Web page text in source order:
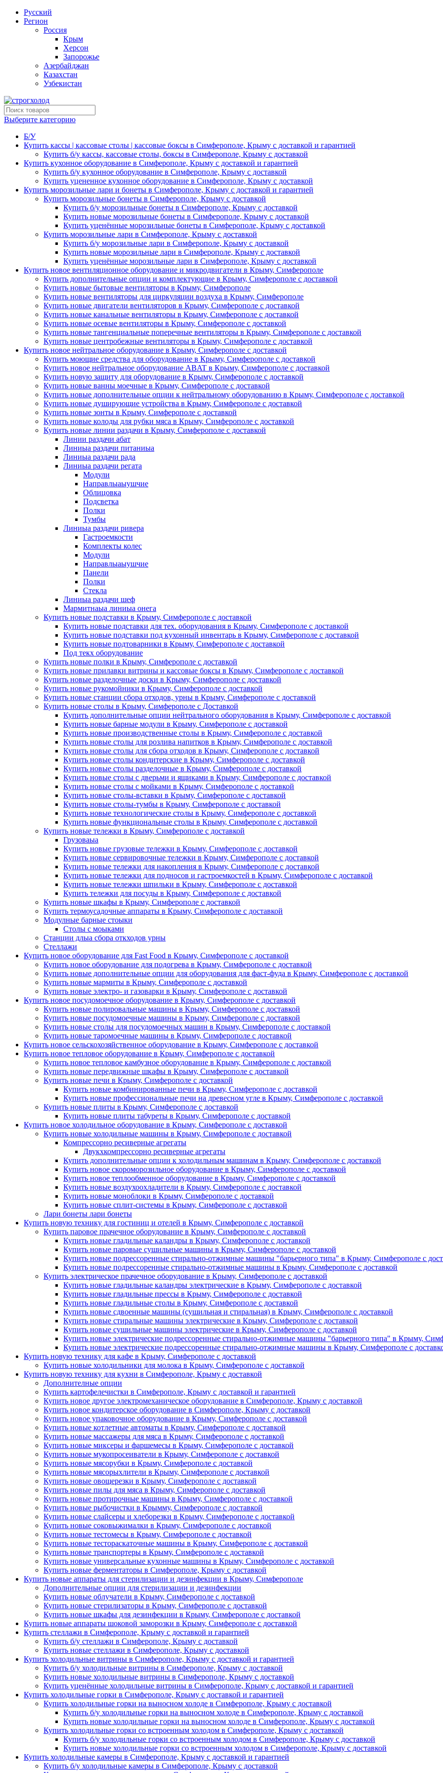
Русский
Регион
Россия
Крым
Херсон
Запорожье
Азербайджан
Казахстан
Узбекистан
Выберите категорию
Б/У
Купить кассы | кассовые столы | кассовые боксы в Симферополе, Крыму с доставкой и гарантией
Купить б/у кассы, кассовые столы, боксы в Симферополе, Крыму с доставкой
Купить кухонное оборудование в Симферополе, Крыму с доставкой и гарантией
Купить б/у кухонное оборудование в Симферополе, Крыму с доставкой
Купить уцененное кухонное оборудование в Симферополе, Крыму с доставкой
Купить морозильные лари и бонеты в Симферополе, Крыму с доставкой и гарантией
Купить морозильные бонеты в Симферополе, Крыму с доставкой
Купить б/у морозильные бонеты в Симферополе, Крыму с доставкой
Купить новые морозильные бонеты в Симферополе, Крыму с доставкой
Купить уценённые морозильные бонеты в Симферополе, Крыму с доставкой
Купить морозильные лари в Симферополе, Крыму с доставкой
Купить б/у морозильные лари в Симферополе, Крыму с доставкой
Купить новые морозильные лари в Симферополе, Крыму с доставкой
Купить уценённые морозильные лари в Симферополе, Крыму с доставкой
Купить новое вентиляционное оборудование и микродвигатели в Крыму, Симферополе
Купить дополнительные опции и комплектующие в Крыму, Симферополе с доставкой
Купить новые бытовые вентиляторы в Крыму, Симферополе
Купить новые вентиляторы для циркуляции воздуха в Крыму, Симферополе
Купить новые двигатели вентиляторов в Крыму, Симферополе с доставкой
Купить новые канальные вентиляторы в Крыму, Симферополе с доставкой
Купить новые осевые вентиляторы в Крыму, Симферополе с доставкой
Купить новые тангенциальные поперечные вентиляторы в Крыму, Симферополе с доставкой
Купить новые центробежные вентиляторы в Крыму, Симферополе с доставкой
Купить новое нейтральное оборудование в Крыму, Симферополе с доставкой
Купить моющие средства для оборудование в Крыму, Симферополе с доставкой
Купить новое нейтральное оборудование ABAT в Крыму, Симферополе с доставкой
Купить новую защиту для оборудование в Крыму, Симферополе с доставкой
Купить новые ванны моечные в Крыму, Симферополе с доставкой
Купить новые дополнительные опции к нейтральному оборудованию в Крыму, Симферополе с доставкой
Купить новые душирующие устройства в Крыму, Симферополе с доставкой
Купить новые зонты в Крыму, Симферополе с доставкой
Купить новые колоды для рубки мяса в Крыму, Симферополе с доставкой
Купить новые линии раздачи в Крыму, Симферополе с доставкой
Линии раздачи абат
Линиыа раздачи питаниыа
Линиыа раздачи рада
Линиыа раздачи регата
Модули
Направлыаыушчие
Облицовка
Подсветка
Полки
Тумбы
Линиыа раздачи ривера
Гастроемкости
Комплекты колес
Модули
Направлыаыушчие
Панели
Полки
Стекла
Линиыа раздачи шеф
Мармитнаыа линиыа онега
Купить новые подставки в Крыму, Симферополе с доставкой
Купить новые подставки для тех. оборудования в Крыму, Симферополе с доставкой
Купить новые подставки под кухонный инвентарь в Крыму, Симферополе с доставкой
Купить новые подтоварники в Крыму, Симферополе с доставкой
Под текх оборудование
Купить новые полки в Крыму, Симферополе с доставкой
Купить новые прилавки витрины и кассовые боксы в Крыму, Симферополе с доставкой
Купить новые разделочные доски в Крыму, Симферополе с доставкой
Купить новые рукомойники в Крыму, Симферополе с доставкой
Купить новые станции сбора отходов, урны в Крыму, Симферополе с доставкой
Купить новые столы в Крыму, Симферополе с Доставкой
Купить дополнительные опции нейтрального оборудования в Крыму, Симферополе с доставкой
Купить новые барные модули в Крыму, Симферополе с доставкой
Купить новые производственные столы в Крыму, Симферополе с доставкой
Купить новые столы для розлива напитков в Крыму, Симферополе с доставкой
Купить новые столы для сбора отходов в Крыму, Симферополе с доставкой
Купить новые столы кондитерские в Крыму, Симферополе с доставкой
Купить новые столы разделочные в Крыму, Симферополе с доставкой
Купить новые столы с дверьми и ящиками в Крыму, Симферополе с доставкой
Купить новые столы с мойками в Крыму, Симферополе с доставкой
Купить новые столы-вставки в Крыму, Симферополе с доставкой
Купить новые столы-тумбы в Крыму, Симферополе с доставкой
Купить новые технологические столы в Крыму, Симферополе с доставкой
Купить новые функциональные столы в Крыму, Симферополе с доставкой
Купить новые тележки в Крыму, Симферополе с доставкой
Грузоваыа
Купить новые грузовые тележки в Крыму, Симферополе с доставкой
Купить новые сервировочные тележки в Крыму, Симферополе с доставкой
Купить новые тележки для накопления в Крыму, Симферополе с доставкой
Купить новые тележки для подносов и гастроемкостей в Крыму, Симферополе с доставкой
Купить новые тележки шпильки в Крыму, Симферополе с доставкой
Купить тележки для посуды в Крыму, Симферополе с доставкой
Купить новые шкафы в Крыму, Симферополе с доставкой
Купить термоусадочные аппараты в Крыму, Симферополе с доставкой
Модулные барные стоыки
Столы с моыками
Станции длыа сбора откходов урны
Стеллажи
Купить новое оборудование для Fast Food в Крыму, Симферополе с доставкой
Купить новое оборудование для подогрева в Крыму, Симферополе с доставкой
Купить новые дополнительные опции для оборудования для фаст-фуда в Крыму, Симферополе с доставкой
Купить новые мармиты в Крыму, Симферополе с доставкой
Купить новые электро- и газоварки в Крыму, Симферополе с доставкой
Купить новое посудомоечное оборудование в Крыму, Симферополе с доставкой
Купить новые полировальные машины в Крыму, Симферополе с доставкой
Купить новые посудомоечные машины в Крыму, Симферополе с доставкой
Купить новые столы для посудомоечных машин в Крыму, Симферополе с доставкой
Купить новые таромоечные машины в Крыму, Симферополе с доставкой
Купить новое сельскохозяйственное оборудование в Крыму, Симферополе с доставкой
Купить новое тепловое оборудование в Крыму, Симферополе с доставкой
Купить новое тепловое камбузное оборудование в Крыму, Симферополе с доставкой
Купить новые передвижные шкафы в Крыму, Симферополе с доставкой
Купить новые печи в Крыму, Симферополе с доставкой
Купить новые комбинированные печи в Крыму, Симферополе с доставкой
Купить новые профессиональные печи на древесном угле в Крыму, Симферополе с доставкой
Купить новые плиты в Крыму, Симферополе с доставкой
Купить новые плиты табуреты в Крыму, Симферополе с доставкой
Купить новое холодильное оборудование в Крыму, Симферополе с доставкой
Купить новые холодильные машины в Крыму, Симферополе с доставкой
Компрессорно ресиверные агрегаты
Двукхкомпрессорно ресиверные агрегаты
Купить дополнительные опции к холодильным машинам в Крыму, Симферополе с доставкой
Купить новое скороморозильное оборудование в Крыму, Симферополе с доставкой
Купить новое теплообменное оборудование в Крыму, Симферополе с доставкой
Купить новые воздухоохладители в Крыму, Симферополе с доставкой
Купить новые моноблоки в Крыму, Симферополе с доставкой
Купить новые сплит-системы в Крыму, Симферополе с доставкой
Лари бонеты лари бонеты
Купить новую технику для гостиниц и отелей в Крыму, Симферополе с доставкой
Купить паровое прачечное оборудование в Крыму, Симферополе с доставкой
Купить новые гладильные каландры в Крыму, Симферополе с доставкой
Купить новые паровые сушильные машины в Крыму, Симферополе с доставкой
Купить новые подрессоренные стирально-отжимные машины "барьерного типа" в Крыму, Симферополе с
Купить новые подрессоренные стирально-отжимные машины в Крыму, Симферополе с доставкой
Купить электрическое прачечное оборудование в Крыму, Симферополе с доставкой
Купить новые гладильные каландры электрические в Крыму, Симферополе с доставкой
Купить новые гладильные прессы в Крыму, Симферополе с доставкой
Купить новые гладильные столы в Крыму, Симферополе с доставкой
Купить новые сдвоенные машины (сушильная и стиральная) в Крыму, Симферополе с доставкой
Купить новые стиральные машины электрические в Крыму, Симферополе с доставкой
Купить новые сушильные машины электрические в Крыму, Симферополе с доставкой
Купить новые электрические подрессоренные стирально-отжимные машины "барьерного типа" в Крыму,
Купить новые электрические подрессоренные стирально-отжимные машины в Крыму, Симферополе с
Купить новую технику для кафе в Крыму, Симферополе с доставкой
Купить новые холодильники для молока в Крыму, Симферополе с доставкой
Купить новую технику для кухни в Симферополе, Крыму с доставкой
Дополнителные опции
Купить картофелечистки в Симферополе, Крыму с доставкой и гарантией
Купить новое другое электромеханическое оборудование в Симферополе, Крыму с доставкой
Купить новое кондитерское оборудование в Симферополе, Крыму с доставкой
Купить новое упаковочное оборудование в Крыму, Симферополе с доставкой
Купить новые котлетные автоматы в Крыму, Симферополе с доставкой
Купить новые массажеры для мяса в Крыму, Симферополе с доставкой
Купить новые миксеры и фаршемесы в Крыму, Симферополе с доставкой
Купить новые мукопросеиватели в Крыму, Симферополе с доставкой
Купить новые мясорубки в Крыму, Симферополе с доставкой
Купить новые мясорыхлители в Крыму, Симферополе с доставкой
Купить новые овощерезки в Крыму, Симферополе с доставкой
Купить новые пилы для мяса в Крыму, Симферополе с доставкой
Купить новые протирочные машины в Крыму, Симферополе с доставкой
Купить новые рыбочистки в Крымму, Симферополе с доставкой
Купить новые слайсеры и хлеборезки в Крыму, Симферополе с доставкой
Купить новые соковыжималки в Крыму, Симферополе с доставкой
Купить новые тестомесы в Крыму, Симферополе с доставкой
Купить новые тестораскаточные машины в Крыму, Симферополе с доставкой
Купить новые транспортеры в Крыму, Симферополе с доставкой
Купить новые универсальные кухонные машины в Крыму, Симферополе с доставкой
Купить новые ферментаторы в Симферополе, Крыму с доставкой
Купить новые аппараты для стерилизации и дезинфекции в Крыму, Симферополе
Дополнительные опции для стерилизации и дезинфекции
Купить новые облучатели в Крыму, Симферополе с доставкой
Купить новые стерилизаторы в Крыму, Симферополе с доставкой
Купить новые шкафы для дезинфекции в Крыму, Симферополе с доставкой
Купить новые аппараты шоковой заморозки в Крыму, Симферополе с доставкой
Купить стеллажи в Симферополе, Крыму с доставкой и гарантией
Купить б/у стеллажи в Симферополе, Крыму с доставкой
Купить новые стеллажи в Симферополе, Крыму с доставкой
Купить холодильные витрины в Симферополе, Крыму с доставкой и гарантией
Купить б/у холодильные витрины в Симферополе, Крыму с доставкой
Купить новые холодильные витрины в Симферополе, Крыму с доставкой
Купить уценённые холодильные витрины в Симферополе, Крыму с доставкой и гарантией
Купить холодильные горки в Симферополе, Крыму с доставкой и гарантией
Купить холодильные горки на выносном холоде в Симферополе, Крыму с доставкой
Купить б/у холодильные горки на выносном холоде в Симферополе, Крыму с доставкой
Купить новые холодильные горки на выносном холоде в Симферополе, Крыму с доставкой
Купить холодильные горки со встроенным холодом в Симферополе, Крыму с доставкой
Купить б/у холодильные горки со встроенным холодом в Симферополе, Крыму с доставкой
Купить новые холодильные горки со встроенным холодом в Симферополе, Крыму с доставкой
Купить холодильные камеры в Симферополе, Крыму с доставкой и гарантией
Купить б/у холодильные камеры в Симферополе, Крыму с доставкой